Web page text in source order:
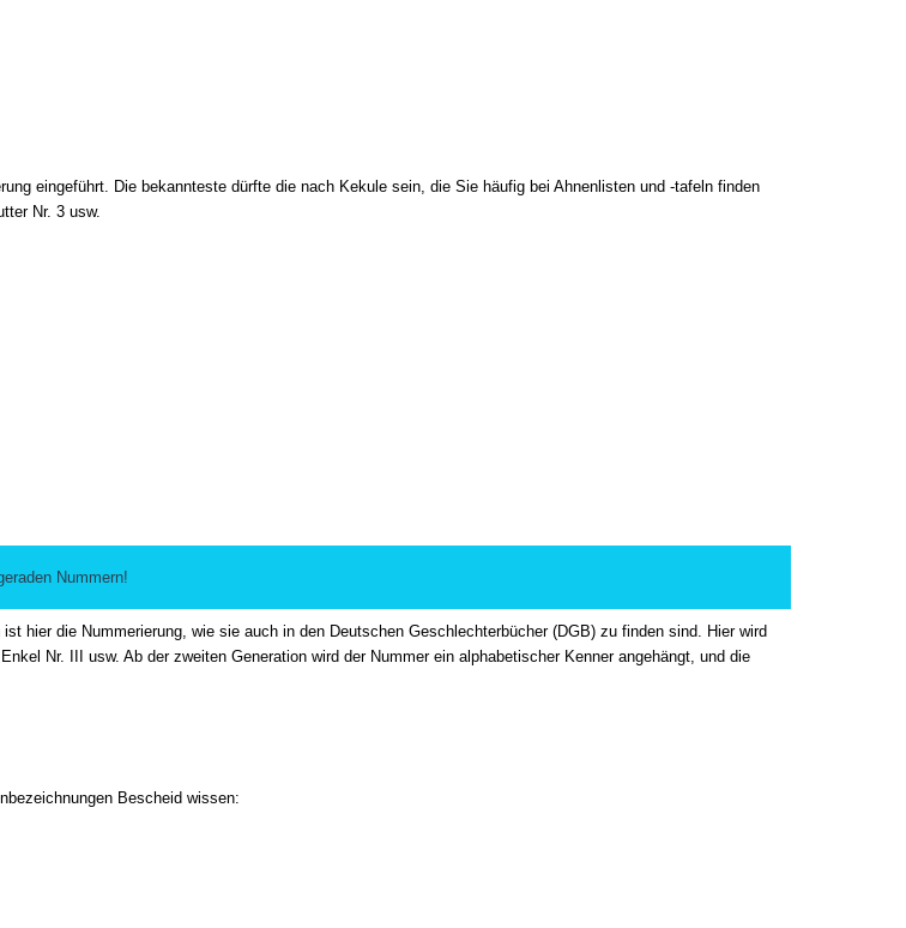
eingeführt. Die bekannteste dürfte die nach Kekule sein, die Sie häufig bei Ahnenlisten und -tafeln finden
Nr. 3 usw.
Nummern!
hier die Nummerierung, wie sie auch in den Deutschen Geschlechterbücher (DGB) zu finden sind. Hier wird
Nr. III usw. Ab der zweiten Generation wird der Nummer ein alphabetischer Kenner angehängt, und die
Bescheid wissen: